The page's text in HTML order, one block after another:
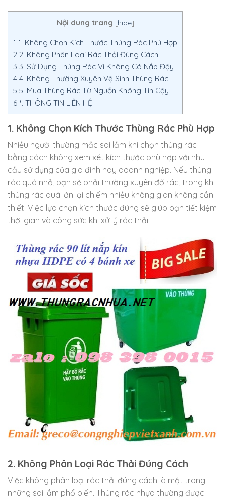
Nội dung trang [hide]
1 1. Không Chọn Kích Thước Thùng Rác Phù Hợp
2 2. Không Phân Loại Rác Thải Đúng Cách
3 3. Sử Dụng Thùng Rác Vì Không Có Nắp Đậy
4 4. Không Thường Xuyên Vệ Sinh Thùng Rác
5 5. Mua Thùng Rác Từ Nguồn Không Tin Cậy
6 *. THÔNG TIN LIÊN HỆ
1. Không Chọn Kích Thước Thùng Rác Phù Hợp
Nhiều người thường mắc sai lầm khi chọn thùng rác
bằng cách không xem xét kích thước phù hợp với nhu
cầu sử dụng của gia đình hay doanh nghiệp. Nếu thùng
rác quá nhỏ, bạn sẽ phải thường xuyên đổ rác, trong khi
thùng rác quá lớn lại chiếm nhiều không gian không cần
thiết. Việc lựa chọn kích thước đúng sẽ giúp bạn tiết kiệm
thời gian và công sức khi xử lý rác thải.
2. Không Phân Loại Rác Thải Đúng Cách
Việc không phân loại rác thải đúng cách là một trong
những sai lầm phổ biến. Thùng rác nhựa thường được